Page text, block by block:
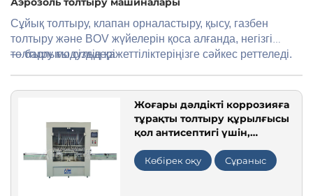
Өнімді Қолдану
Сұйық толтыру, клапан орналастыру, қысу, газбен
толтыру және BOV жүйелерін қоса алғанда, негізгі
толтыру модульдері
— барлығы сіздің қажеттіліктеріңізге сәйкес реттеледі.
Жоғары дәлдікті коррозияға
тұрақты толтыру құрылғысы
қол антисептигі үшін,
басты коррозияға тұрақты
толтыру машинасы
Көбірек оқу Сұраныс